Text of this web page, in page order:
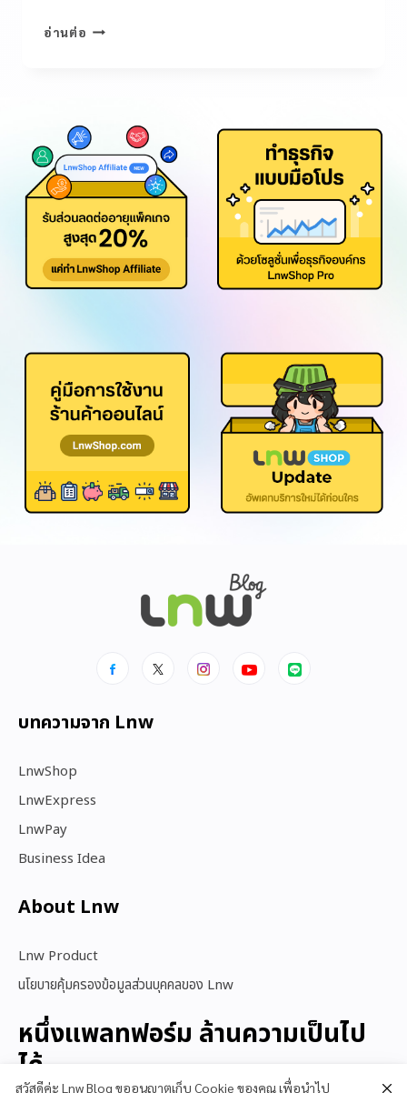
อ่านต่อ
บทความจาก Lnw
LnwShop
LnwExpress
LnwPay
Business Idea
About Lnw​
Lnw Product
นโยบายคุ้มครองข้อมูลส่วนบุคคลของ Lnw
หนึ่งแพลทฟอร์ม ล้านความเป็นไป
ได้
สวัสดีค่ะ Lnw Blog ขออนุญาตเก็บ Cookie ของคุณ เพื่อนำไป